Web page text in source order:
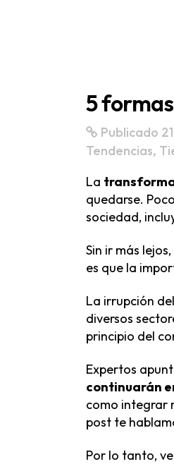
5
Publicado
Tendencias,
La
quedarse.
sociedad,
Sin ir más
es que la
La irrupción
diversos
principio del
Expertos
continuarán
como integrar
post te
Por lo tanto,